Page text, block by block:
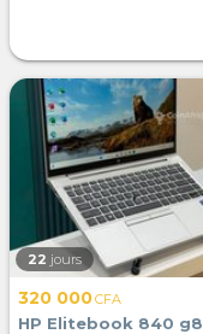
22 jours
320 000CFA
HP Elitebook 840 g8